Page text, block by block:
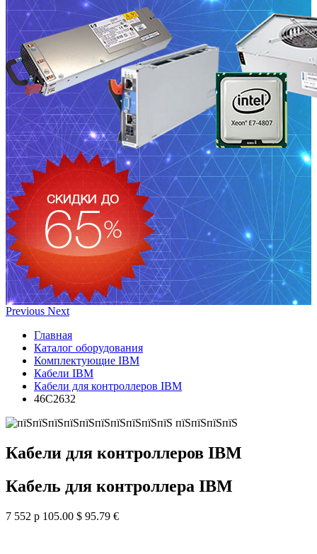
Previous Next
Главная
Каталог оборудования
Комплектующие IBM
Кабели IBM
Кабели для контроллеров IBM
46C2632
Кабели для контроллеров IBM
Кабель для контроллера IBM
7 552 р 105.00 $ 95.79 €